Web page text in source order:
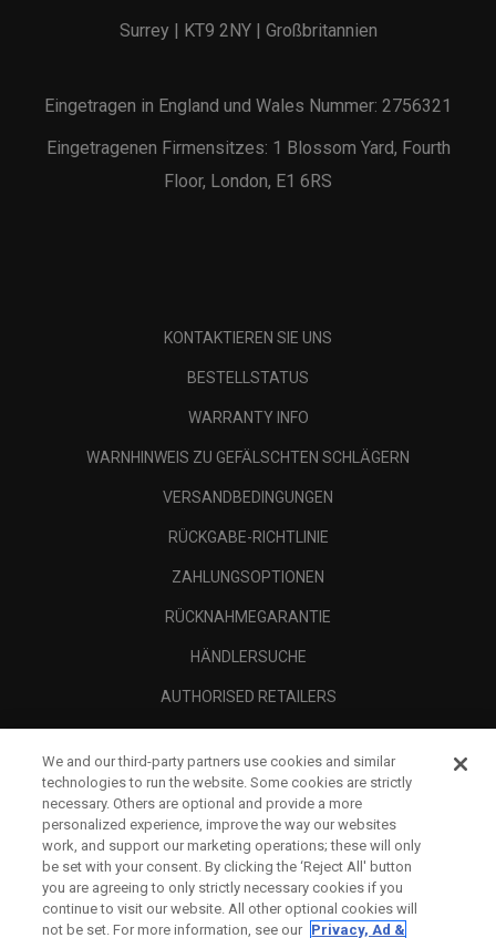
Surrey | KT9 2NY | Großbritannien
Eingetragen in England und Wales Nummer: 2756321
Eingetragenen Firmensitzes: 1 Blossom Yard, Fourth
Floor, London, E1 6RS
KONTAKTIEREN SIE UNS
BESTELLSTATUS
WARRANTY INFO
WARNHINWEIS ZU GEFÄLSCHTEN SCHLÄGERN
VERSANDBEDINGUNGEN
RÜCKGABE-RICHTLINIE
ZAHLUNGSOPTIONEN
RÜCKNAHMEGARANTIE
HÄNDLERSUCHE
AUTHORISED RETAILERS
UNTERNEHMENSPROFIL
RECHTLICHES-
We and our third-party partners use cookies and similar
technologies to run the website. Some cookies are strictly
necessary. Others are optional and provide a more
personalized experience, improve the way our websites
work, and support our marketing operations; these will only
be set with your consent. By clicking the ‘Reject All' button
you are agreeing to only strictly necessary cookies if you
continue to visit our website. All other optional cookies will
not be set. For more information, see our Privacy, Ad &